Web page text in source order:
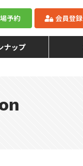
予約 会員登録
ナップ